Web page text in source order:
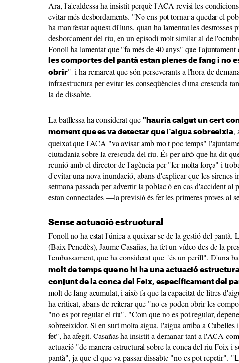
Ara, l'alcaldessa ha insistit perquè l'ACA revisi les
evitar més desbordaments. "No ens pot tornar a quedar el
ha manifestat aquest dilluns, quan ha lamentat les destrosses
desbordament del riu, en un episodi molt similar al de
Fonoll ha lamentat que "fa més de 40 anys" que l'ajuntament
les comportes del pantà estan plenes de fang i no
obrir", i ha remarcat que són perseverants a l'hora de
infraestructura per evitar les conseqüències d'una crescuda
la de dissabte.
La batllessa ha considerat que "hauria calgut un cert
moment que es va detectar que l'aigua sobreeixia,
queixat que l'ACA "va avisar amb molt poc temps"
ciutadania sobre la crescuda del riu. És per això que ha dit
reunió amb el director de l'agència per "fer molta força" i
d'evitar una nova inundació, abans d'explicar que les sirenes
setmana passada per advertir la població en cas d'accident al
estan connectades —la previsió és fer les primeres proves al
Sense actuació estructural
Fonoll no ha estat l'única a queixar-se de la gestió del pantà.
(Baix Penedès), Jaume Casañas, ha fet un vídeo des de la
l'embassament, que ha considerat que "és un perill". D'una
molt de temps que no hi ha una actuació
conjunt de la conca del Foix, específicament del
molt de fang acumulat, i això fa que la capacitat de litres
ha criticat, abans de reiterar que "no es poden obrir les
"no es pot regular el riu". "Com que no es pot regular,
sobreeixidor. Si en surt molta aigua, l'aigua arriba a Cubelles
fet", ha afegit. Casañas ha insistit a demanar tant a l'ACA
actuació "de manera estructural sobre la conca del riu Foix i
pantà", ja que el que va passar dissabte "no es pot repetir". "